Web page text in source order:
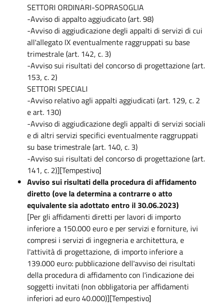
SETTORI ORDINARI-SOPRASOGLIA
-Avviso di appalto aggiudicato (art. 98)
-Avviso di aggiudicazione degli appalti di servizi di cui
all'allegato IX eventualmente raggruppati su base
trimestrale (art. 142, c. 3)
-Avviso sui risultati del concorso di progettazione (art.
153, c. 2)
SETTORI SPECIALI
-Avviso relativo agli appalti aggiudicati (art. 129, c. 2
e art. 130)
-Avviso di aggiudicazione degli appalti di servizi sociali
e di altri servizi specifici eventualmente raggruppati
su base trimestrale (art. 140, c. 3)
-Avviso sui risultati del concorso di progettazione (art.
141, c. 2)][Tempestivo]
Avviso sui risultati della procedura di affidamento
diretto (ove la determina a contrarre o atto
equivalente sia adottato entro il 30.06.2023)
[Per gli affidamenti diretti per lavori di importo
inferiore a 150.000 euro e per servizi e forniture, ivi
compresi i servizi di ingegneria e architettura, e
l'attività di progettazione, di importo inferiore a
139.000 euro: pubblicazione dell'avviso dei risultati
della procedura di affidamento con l'indicazione dei
soggetti invitati (non obbligatoria per affidamenti
inferiori ad euro 40.000)][Tempestivo]